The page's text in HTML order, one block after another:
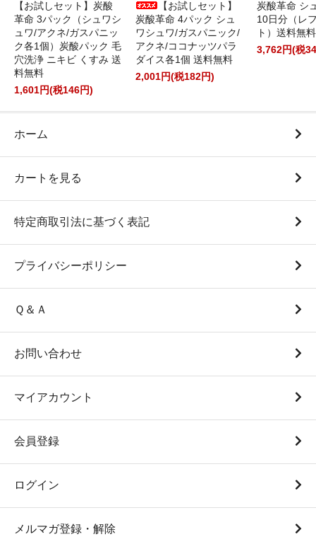
【お試しセット】炭酸
革命 3パック（シュワシ
ュワ/アクネ/ガスパニッ
ク各1個）炭酸パック 毛
穴洗浄 ニキビ くすみ 送
料無料
1,601円(税146円)
【お試しセット】
炭酸革命 4パック シュ
ワシュワ/ガスパニック/
アクネ/ココナッツパラ
ダイス各1個 送料無料
2,001円(税182円)
炭酸革命 シ
10日分（レ
ト）送料無料
3,762円(税
ホーム
カートを見る
特定商取引法に基づく表記
プライバシーポリシー
Ｑ＆Ａ
お問い合わせ
マイアカウント
会員登録
ログイン
メルマガ登録・解除